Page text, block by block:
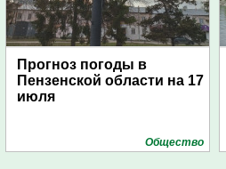
Прогноз погоды в
Пензенской области на 17
июля
Общество